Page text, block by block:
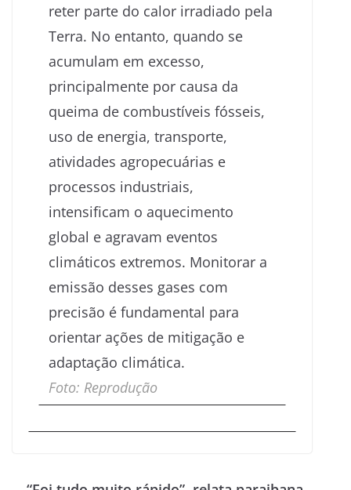
reter parte do calor irradiado pela
Terra. No entanto, quando se
acumulam em excesso,
principalmente por causa da
queima de combustíveis fósseis,
uso de energia, transporte,
atividades agropecuárias e
processos industriais,
intensificam o aquecimento
global e agravam eventos
climáticos extremos. Monitorar a
emissão desses gases com
precisão é fundamental para
orientar ações de mitigação e
adaptação climática.
Foto: Reprodução